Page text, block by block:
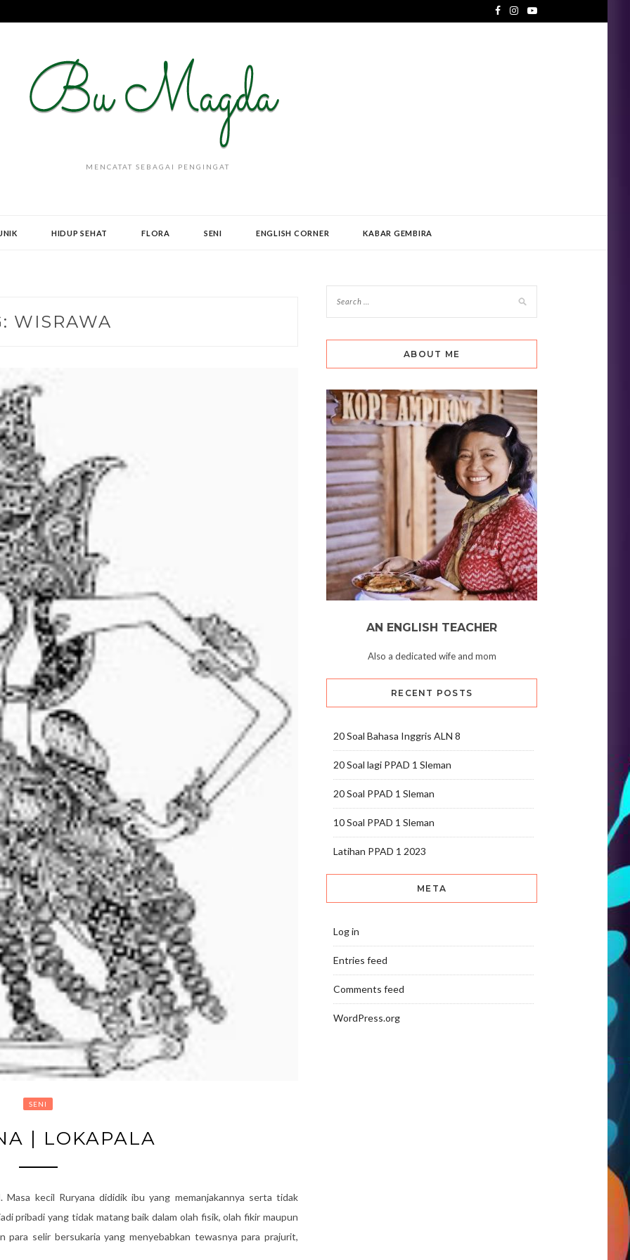
MENCATAT SEBAGAI PENGINGAT
HIDUP SEHAT FLORA SENI ENGLISH CORNER KABAR GEMBIRA
WISRAWA
SENI
| LOKAPALA
kecil Ruryana dididik ibu yang memanjakannya serta tidak
pribadi yang tidak matang baik dalam olah fisik, olah fikir maupun
para selir bersukaria yang menyebabkan tewasnya para prajurit,
ABOUT ME
AN ENGLISH TEACHER
Also a dedicated wife and mom
RECENT POSTS
20 Soal Bahasa Inggris ALN 8
20 Soal lagi PPAD 1 Sleman
20 Soal PPAD 1 Sleman
10 Soal PPAD 1 Sleman
Latihan PPAD 1 2023
META
Log in
Entries feed
Comments feed
WordPress.org